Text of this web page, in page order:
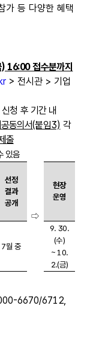
등 다양한 혜택
16:00 접수분까지
> 전시관 > 기업
청 후 기간 내
동의서(붙임3) 각
출
있음
선정
결과
공개
⇨
현장
운영
7월 중
9. 30.
(수)
~ 10.
2.(금)
6670/6712,